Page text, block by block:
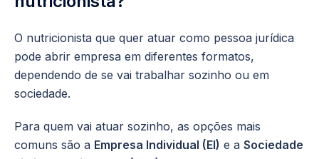
O nutricionista que quer atuar como pessoa jurídica
pode abrir empresa em diferentes formatos,
dependendo de se vai trabalhar sozinho ou em
sociedade.
Para quem vai atuar sozinho, as opções mais
comuns são a Empresa Individual (EI) e a Sociedade